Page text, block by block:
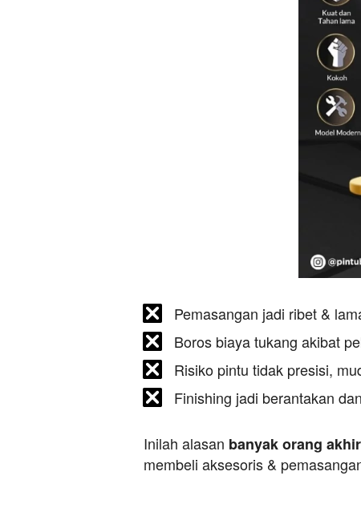
Pemasangan jadi ribet &
Boros biaya tukang akibat
Risiko pintu tidak presisi,
Finishing jadi berantakan
Inilah alasan banyak orang
membeli aksesoris &